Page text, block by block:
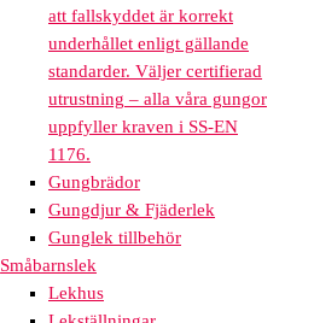
att fallskyddet är korrekt
underhållet enligt gällande
standarder. Väljer certifierad
utrustning – alla våra gungor
uppfyller kraven i SS-EN
1176.
Gungbrädor
Gungdjur & Fjäderlek
Gunglek tillbehör
Småbarnslek
Lekhus